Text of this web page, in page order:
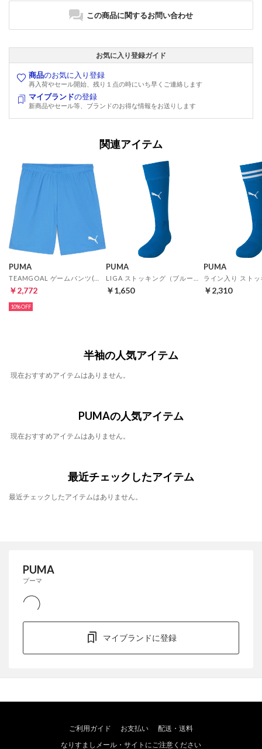
この商品に関するお問い合わせ
お気に入り登録ガイド
商品のお気に入り登録
再入荷やセール開始、残り１点の時にいち早くご連絡します
マイブランドの登録
新商品やセール等、ブランドのお得な情報をお送りします
関連アイテム
PUMA
￥2,772
10%
PUMA
￥1,650
PUMA
￥2,310
半袖の人気アイテム
現在おすすめアイテムはありません。
PUMAの人気アイテム
現在おすすめアイテムはありません。
最近チェックしたアイテム
最近チェックしたアイテムはありません。
PUMA
プーマ
マイブランドに登録
ご利用ガイド お支払い
配送・送料
なりすましメール・サイトにご注意ください